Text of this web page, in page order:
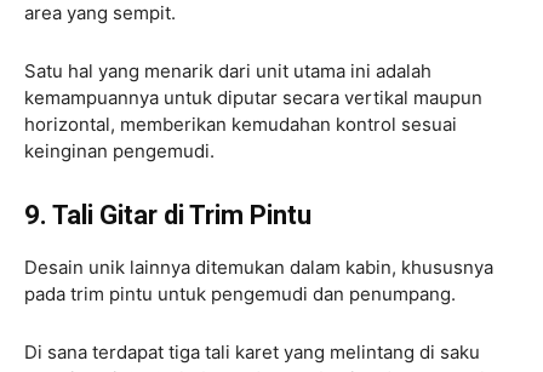
area yang sempit.
Satu hal yang menarik dari unit utama ini adalah
kemampuannya untuk diputar secara vertikal maupun
horizontal, memberikan kemudahan kontrol sesuai
keinginan pengemudi.
9. Tali Gitar di Trim Pintu
Desain unik lainnya ditemukan dalam kabin, khususnya
pada trim pintu untuk pengemudi dan penumpang.
Di sana terdapat tiga tali karet yang melintang di saku